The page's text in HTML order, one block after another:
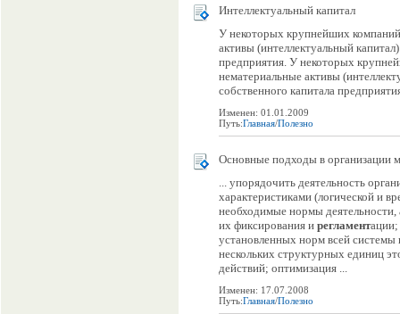
Интеллектуальный капитал
У некоторых крупнейших
активы (интеллектуальный
предприятия. У некоторых
нематериальные активы
собственного капитала
Изменен: 01.01.2009
Путь:Главная/Полезно
Основные подходы в организации
... упорядочить деятельность
характеристиками (логической и
необходимые нормы
их фиксирования и регламентации;
установленных норм всей системы
нескольких структурных единиц
действий; оптимизация ...
Изменен: 17.07.2008
Путь:Главная/Полезно